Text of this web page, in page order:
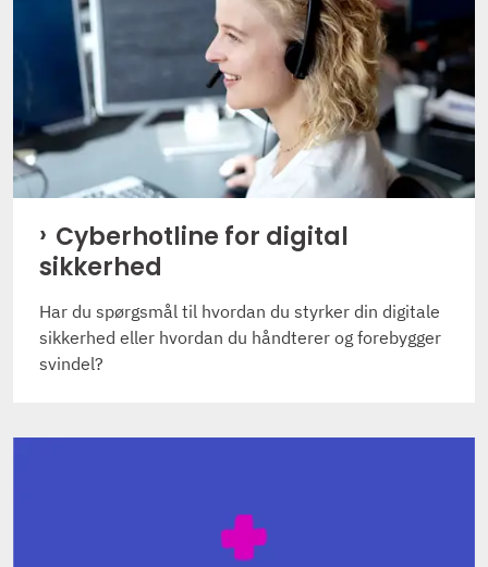
Cyberhotline for digital
sikkerhed
Har du spørgsmål til hvordan du styrker din digitale
sikkerhed eller hvordan du håndterer og forebygger
svindel?